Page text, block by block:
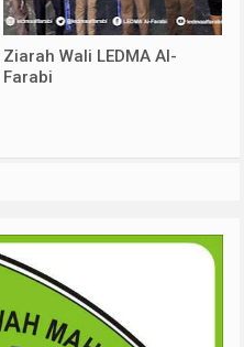
Ziarah Wali LEDMA Al-
Farabi